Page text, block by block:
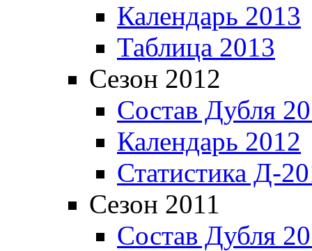
Календарь 2013
Таблица 2013
Сезон 2012
Состав Дубля
Календарь 2012
Статистика Д-
Сезон 2011
Состав Дубля